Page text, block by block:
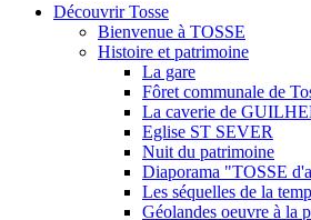
Découvrir Tosse
Bienvenue à TOSSE
Histoire et patrimoine
La gare
Fôret communale de
La caverie de
Eglise ST SEVER
Nuit du patrimoine
Diaporama "TOSSE
Les séquelles de la
Géolandes oeuvre à la